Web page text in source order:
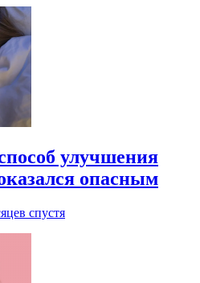
улучшения
опасным
спустя